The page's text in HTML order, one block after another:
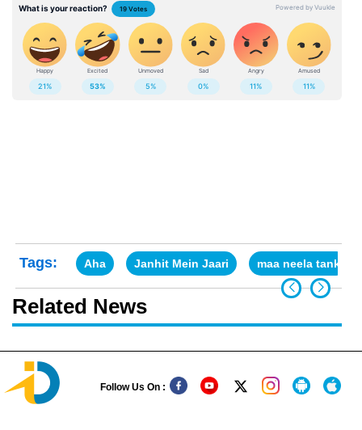
Tags: Aha Janhit Mein Jaari maa neela tank
Related News
Follow Us On :